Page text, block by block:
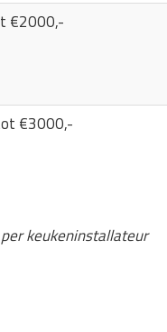
€2000,-
€3000,-
keukeninstallateur